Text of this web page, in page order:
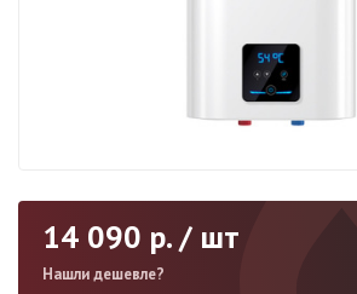
14 090 р. / шт
Нашли дешевле?